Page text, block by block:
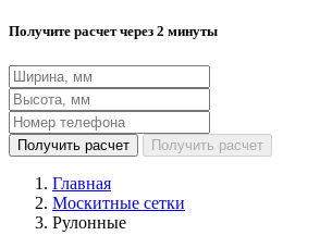
Получите расчет через 2 минуты
Получить расчет Получить расчет
Главная
Москитные сетки
Рулонные